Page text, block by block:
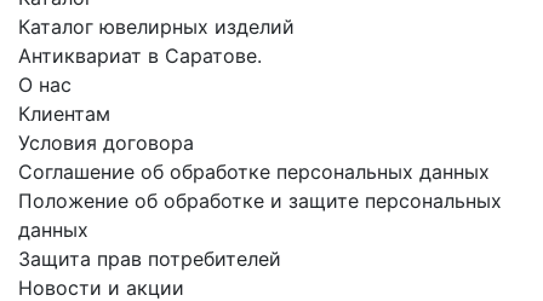
Каталог ювелирных изделий
Антиквариат в Саратове.
О нас
Клиентам
Условия договора
Соглашение об обработке персональных данных
Положение об обработке и защите персональных
данных
Защита прав потребителей
Новости и акции